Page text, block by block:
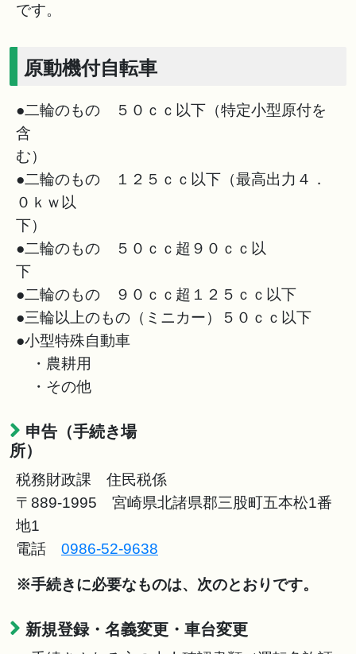
です。
原動機付自転車
●二輪のもの ５０ｃｃ以下（特定小型原付を
含
●二輪のもの １２５ｃｃ以下（最高出力４．
０ｋｗ以
●二輪のもの ５０ｃｃ超９０ｃｃ以
●二輪のもの ９０ｃｃ超１２５ｃｃ以下
●三輪以上のもの（ミニカー）５０ｃｃ以下
●小型特殊自動車
・農耕用
・その他
申告（手続き場
所
税務財政課 住民税係
〒889-1995 宮崎県北諸県郡三股町五本松1番
地1
電話 0986-52-9638
※手続きに必要なものは、次のとおりです。
新規登録・名義変更・車台変更